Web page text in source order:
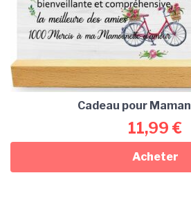
Cadeau pour
11,99 €
Acheter